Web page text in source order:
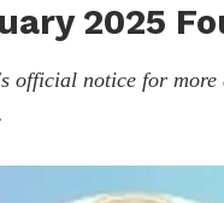
2025
official notice for more